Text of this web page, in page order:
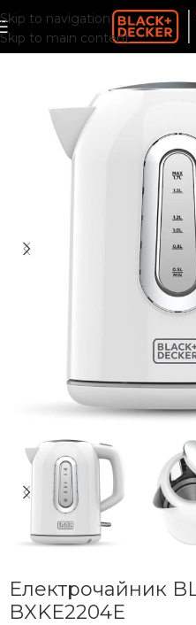
Skip to navigation
Skip to main content
Електрочайник
BXKE2204E